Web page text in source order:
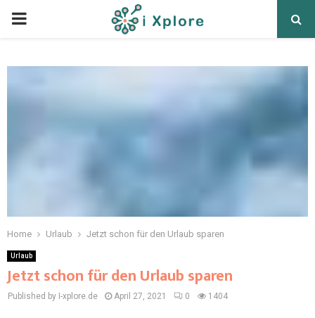
Home Urlaub Jetzt schon für den Urlaub sparen
Urlaub
Jetzt schon für den Urlaub sparen
Published by I-xplore.de April 27, 2021 0 1404